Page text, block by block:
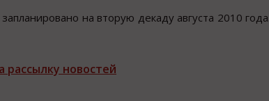
на вторую декаду авгуcта 2010
рассылку новостей